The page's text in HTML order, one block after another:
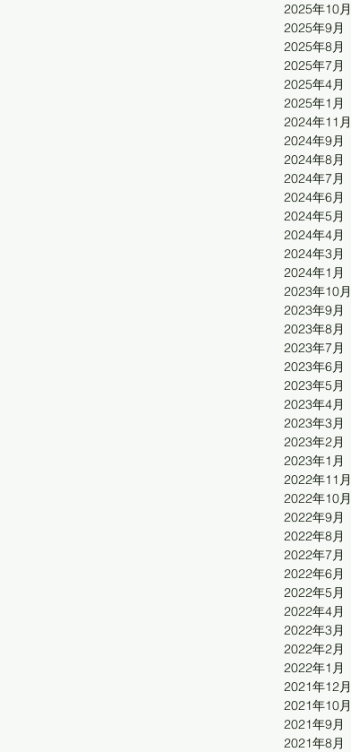
2025年10月
2025年9月
2025年8月
2025年7月
2025年4月
2025年1月
2024年11月
2024年9月
2024年8月
2024年7月
2024年6月
2024年5月
2024年4月
2024年3月
2024年1月
2023年10月
2023年9月
2023年8月
2023年7月
2023年6月
2023年5月
2023年4月
2023年3月
2023年2月
2023年1月
2022年11月
2022年10月
2022年9月
2022年8月
2022年7月
2022年6月
2022年5月
2022年4月
2022年3月
2022年2月
2022年1月
2021年12月
2021年10月
2021年9月
2021年8月